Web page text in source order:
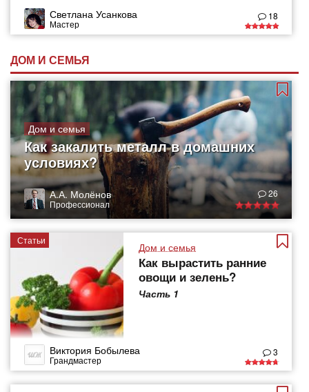
Светлана Усанкова
Мастер
18
ДОМ И СЕМЬЯ
Дом и семья
Как закалить металл в домашних
условиях?
А.А. Молёнов
Профессионал
26
Статьи
Дом и семья
Как вырастить ранние
овощи и зелень?
Часть 1
Виктория Бобылева
Грандмастер
3